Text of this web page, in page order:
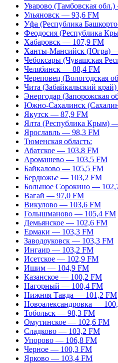
Уварово (Тамбовская
Ульяновск — 93,6 FM
Уфа (Республика
Феодосия (Республика
Хабаровск — 107,9 FM
Ханты-Мансийск (Югра)
Чебоксары (Чувашская
Челябинск — 88,4 FM
Череповец (Вологодская
Чита (Забайкальский
Энергодар (Запорожская
Южно-Сахалинск
Якутск — 87,9 FM
Ялта (Республика Крым)
Ярославль — 98,3 FM
Тюменская область:
Абатское — 103,8 FM
Аромашево — 103,5 FM
Байкалово — 105,5 FM
Бердюжье — 103,2 FM
Большое Сорокино —
Вагай — 97,0 FM
Викулово — 103,6 FM
Голышманово — 105,4 FM
Демьянское — 102,6 FM
Ермаки — 103,3 FM
Заводоуковск — 103,3 FM
Ингаир — 103,2 FM
Исетское — 102,9 FM
Ишим — 104,9 FM
Казанское — 100,2 FM
Нагорный — 100,4 FM
Нижняя Тавда — 101,2 FM
Новоалександровка —
Тобольск — 98,3 FM
Омутинское — 102,6 FM
Сладково — 103,2 FM
Упорово — 106,8 FM
Черное — 100,3 FM
Ярково — 103,4 FM